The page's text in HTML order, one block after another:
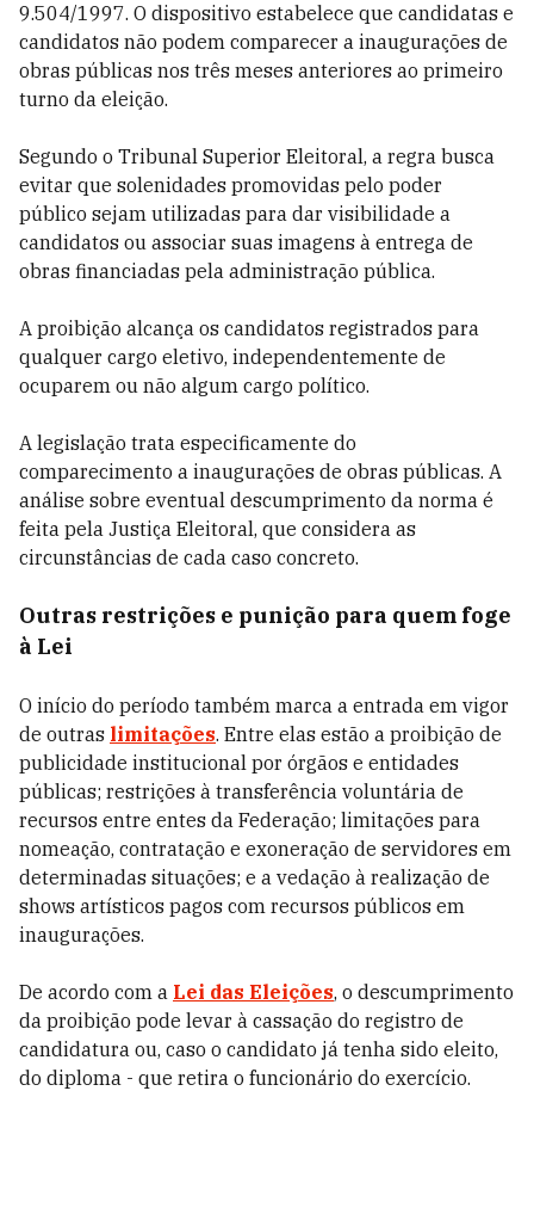
9.504/1997. O dispositivo estabelece que candidatas e
candidatos não podem comparecer a inaugurações de
obras públicas nos três meses anteriores ao primeiro
turno da eleição.
Segundo o Tribunal Superior Eleitoral, a regra busca
evitar que solenidades promovidas pelo poder
público sejam utilizadas para dar visibilidade a
candidatos ou associar suas imagens à entrega de
obras financiadas pela administração pública.
A proibição alcança os candidatos registrados para
qualquer cargo eletivo, independentemente de
ocuparem ou não algum cargo político.
A legislação trata especificamente do
comparecimento a inaugurações de obras públicas. A
análise sobre eventual descumprimento da norma é
feita pela Justiça Eleitoral, que considera as
circunstâncias de cada caso concreto.
Outras restrições e punição para quem foge
à Lei
O início do período também marca a entrada em vigor
de outras limitações. Entre elas estão a proibição de
publicidade institucional por órgãos e entidades
públicas; restrições à transferência voluntária de
recursos entre entes da Federação; limitações para
nomeação, contratação e exoneração de servidores em
determinadas situações; e a vedação à realização de
shows artísticos pagos com recursos públicos em
inaugurações.
De acordo com a Lei das Eleições, o descumprimento
da proibição pode levar à cassação do registro de
candidatura ou, caso o candidato já tenha sido eleito,
do diploma - que retira o funcionário do exercício.